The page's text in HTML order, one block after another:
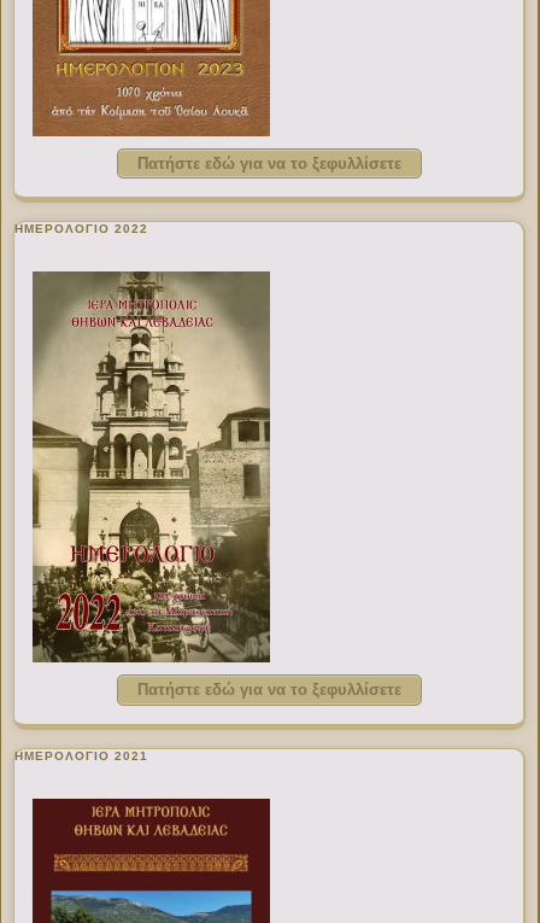
Πατήστε εδώ για να το ξεφυλλίσετε
ΗΜΕΡΟΛΟΓΙΟ 2022
Πατήστε εδώ για να το ξεφυλλίσετε
ΗΜΕΡΟΛΟΓΙΟ 2021